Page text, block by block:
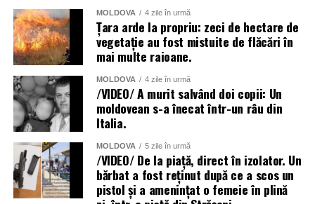
Menționăm că meteorologii prognozează vreme instabilă
și pentru următoarele zile.
MOLDOVA 4 zile în urmă
Țara arde la propriu: zeci de hectare de
vegetație au fost mistuite de flăcări în
mai multe raioane.
MOLDOVA 4 zile în urmă
/VIDEO/ A murit salvând doi copii: Un
moldovean s-a înecat într-un râu din
Italia.
MOLDOVA 5 zile în urmă
/VIDEO/ De la piață, direct în izolator. Un
bărbat a fost reținut după ce a scos un
pistol și a amenințat o femeie în plină